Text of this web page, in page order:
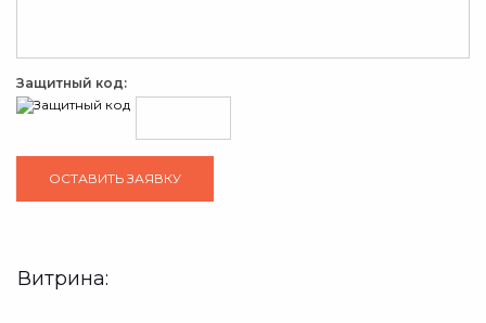
Защитный код:
Витрина: